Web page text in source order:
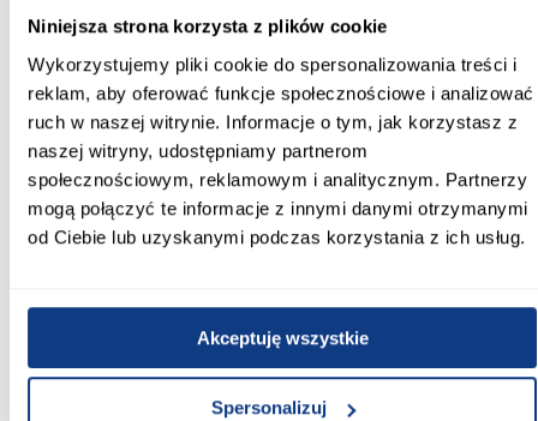
Niniejsza strona korzysta z plików cookie
Wykorzystujemy pliki cookie do spersonalizowania treści i
reklam, aby oferować funkcje społecznościowe i analizować
ruch w naszej witrynie. Informacje o tym, jak korzystasz z
naszej witryny, udostępniamy partnerom
społecznościowym, reklamowym i analitycznym. Partnerzy
mogą połączyć te informacje z innymi danymi otrzymanymi
od Ciebie lub uzyskanymi podczas korzystania z ich usług.
Akceptuję wszystkie
Spersonalizuj
Informacje Transport Informacje o
Kształt:
proste
Rodzaj drzwi:
uchylne
Szerokość [cm]: